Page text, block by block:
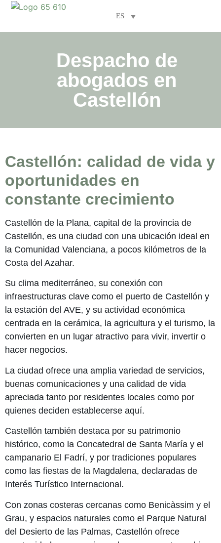
ES
Despacho de
abogados en
Castellón
Castellón: calidad de vida y
oportunidades en
constante crecimiento
Castellón de la Plana, capital de la provincia de
Castellón, es una ciudad con una ubicación ideal en
la Comunidad Valenciana, a pocos kilómetros de la
Costa del Azahar.
Su clima mediterráneo, su conexión con
infraestructuras clave como el puerto de Castellón y
la estación del AVE, y su actividad económica
centrada en la cerámica, la agricultura y el turismo, la
convierten en un lugar atractivo para vivir, invertir o
hacer negocios.
La ciudad ofrece una amplia variedad de servicios,
buenas comunicaciones y una calidad de vida
apreciada tanto por residentes locales como por
quienes deciden establecerse aquí.
Castellón también destaca por su patrimonio
histórico, como la Concatedral de Santa María y el
campanario El Fadrí, y por tradiciones populares
como las fiestas de la Magdalena, declaradas de
Interés Turístico Internacional.
Con zonas costeras cercanas como Benicàssim y el
Grau, y espacios naturales como el Parque Natural
del Desierto de las Palmas, Castellón ofrece